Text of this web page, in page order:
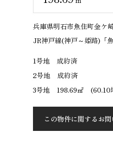
兵庫県明石市魚住町金ケ
JR神戸線(神戸～姫路)「魚
1号地 成約済
2号地 成約済
3号地 198.69㎡ (60.10
この物件に関するお